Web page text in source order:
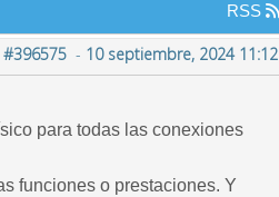
RSS
#396575 - 10 septiembre, 2024 11:12
para todas las conexiones
funciones o prestaciones. Y